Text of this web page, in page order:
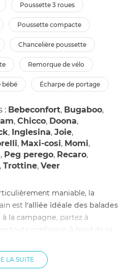
poussette 3 roues
poussette compacte
chancelière poussette
remorque de vélo
bébé écharpe de portage
: Bebeconfort, Bugaboo,
, Chicco, Doona,
, Inglesina, Joie,
, Maxi-cosi, Momi,
, Peg perego, Recaro,
, Trottine, Veer
maniable, la
est l'alliée idéale des balades
la campagne, partez à
toute confiance, à bord de sa
cher et durable est disponible
et comblera à coup sûr toutes
LA SUITE